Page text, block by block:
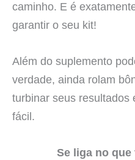
caminho. E é
garantir o seu kit!
Além do suplemento
verdade, ainda rolam
turbinar seus resultados
fácil.
Se liga no